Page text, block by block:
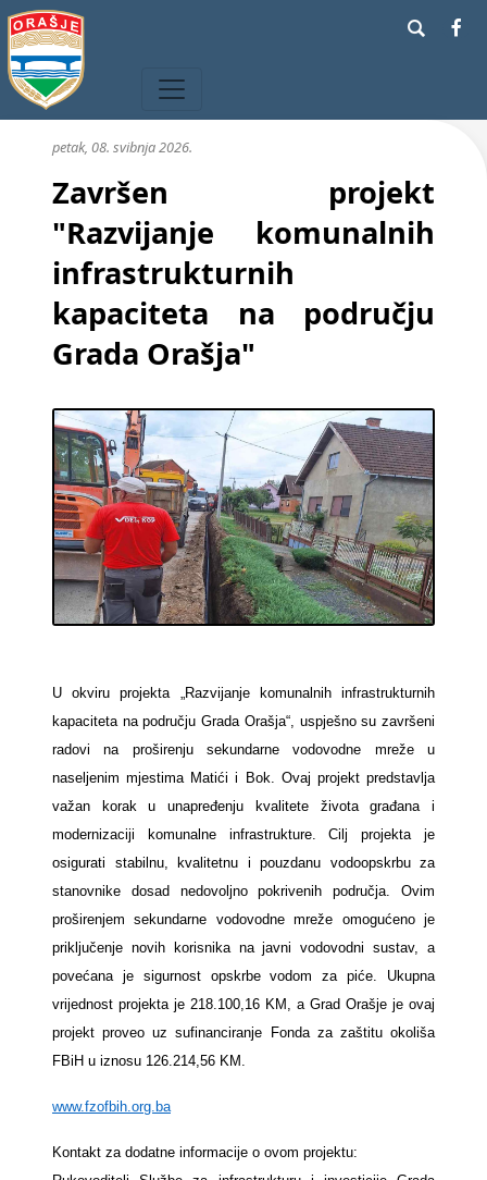
petak, 08. svibnja 2026.
Završen projekt
"Razvijanje komunalnih
infrastrukturnih
kapaciteta na području
Grada Orašja"
U okviru projekta „Razvijanje komunalnih infrastrukturnih
kapaciteta na području Grada Orašja“, uspješno su završeni
radovi na proširenju sekundarne vodovodne mreže u
naseljenim mjestima Matići i Bok. Ovaj projekt predstavlja
važan korak u unapređenju kvalitete života građana i
modernizaciji komunalne infrastrukture. Cilj projekta je
osigurati stabilnu, kvalitetnu i pouzdanu vodoopskrbu za
stanovnike dosad nedovoljno pokrivenih područja. Ovim
proširenjem sekundarne vodovodne mreže omogućeno je
priključenje novih korisnika na javni vodovodni sustav, a
povećana je sigurnost opskrbe vodom za piće. Ukupna
vrijednost projekta je 218.100,16 KM, a Grad Orašje je ovaj
projekt proveo uz sufinanciranje Fonda za zaštitu okoliša
FBiH u iznosu 126.214,56 KM.
www.fzofbih.org.ba
Kontakt za dodatne informacije o ovom projektu: